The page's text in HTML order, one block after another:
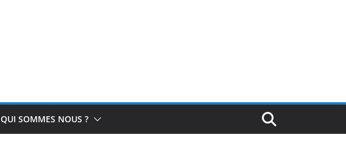
QUI SOMMES NOUS ?